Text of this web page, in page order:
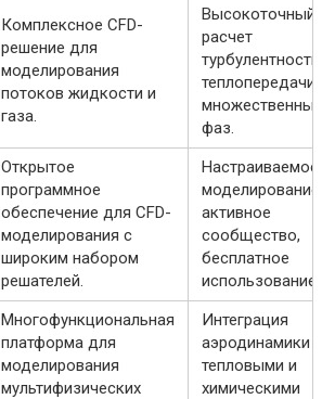
Комплексное CFD-
решение для
моделирования
потоков жидкости и
газа.
Высокоточный
расчет
турбулентности,
теплопередачи,
множественных
фаз.
Открытое
программное
обеспечение для CFD-
моделирования с
широким набором
решателей.
Настраиваемое
моделирование,
активное
сообщество,
бесплатное
использование.
Многофункциональная
платформа для
моделирования
мультифизических
Интеграция
аэродинамики с
тепловыми и
химическими